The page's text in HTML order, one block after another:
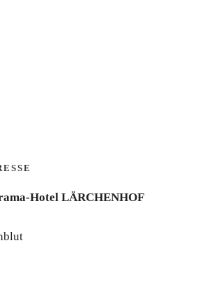
Hotel LÄRCHENHOF